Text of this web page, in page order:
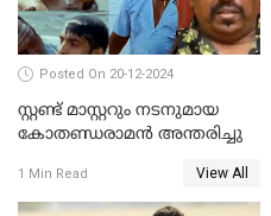
Posted On 20-12-2024
സ്റ്റണ്ട് മാസ്റ്ററും നടനുമായ
കോതണ്ഡരാമൻ അന്തരിച്ചു
1 Min Read View All